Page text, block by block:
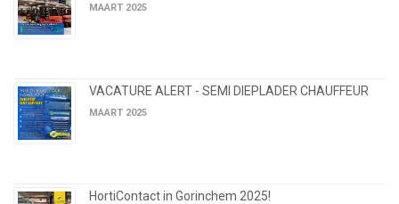
MAART 2025
VACATURE ALERT - SEMI DIEPLADER CHAUFFEUR
MAART 2025
HortiContact in Gorinchem 2025!